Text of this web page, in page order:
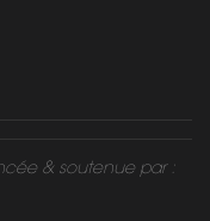
& soutenue par :